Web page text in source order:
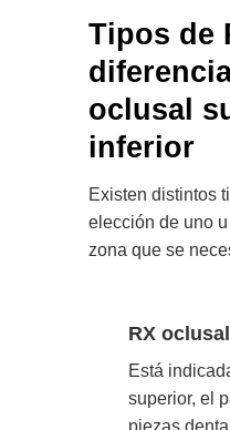
Tipos de
oclusal
inferior
Existen distintos
elección de uno
zona que se
RX
Está
superior, el
piezas